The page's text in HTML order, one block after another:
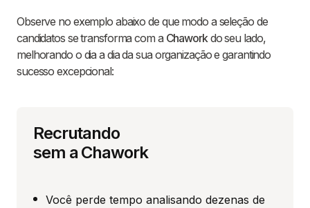
Observe no exemplo abaixo de que modo a seleção de
candidatos se transforma com a Chaworkdo seu lado,
melhorando o dia a dia da sua organização e garantindo
sucesso excepcional:
Recrutando
sem a Chawork
Você perde tempo analisando dezenas de